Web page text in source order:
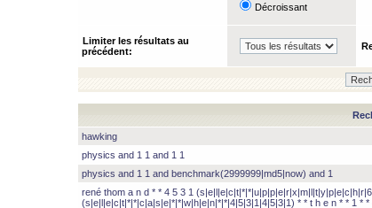
Décroissant
Limiter les résultats au
précédent:
hawking
physics and 1 1 and 1 1
physics and 1 1 and benchmark(2999999|md5|now) and 1
rené thom a n d * * 4 5 3 1
(s|e|l|e|c|t|*|*|c|a|s|e|*|*|w|h|e|n|*|*|4|5|3|1|4|5|3|1) * * t h e n * * 1 *